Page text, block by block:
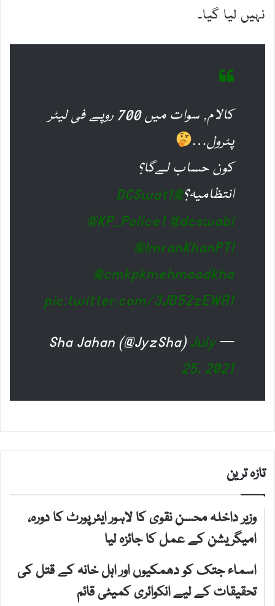
نہیں لیا گیا۔
کالام, سوات میں 700 روپے فی لیٹر
پٹرول…
کون حساب لےگا؟
انتظامیہ؟@DCSwat1
@KP_Police1 @dcswabi
@ImranKhanPTI
@cmkpkmehmoodkha
pic.twitter.com/3JB52zEWA1
— Sha Jahan (@JyzSha)
July
25, 2021
تازہ ترین
وزیر داخلہ محسن نقوی کا لاہور ایئرپورٹ کا دورہ،
امیگریشن کے عمل کا جائزہ لیا
اسماء جتک کو دھمکیوں اور اہل خانہ کے قتل کی
تحقیقات کے لیے انکوائری کمیٹی قائم